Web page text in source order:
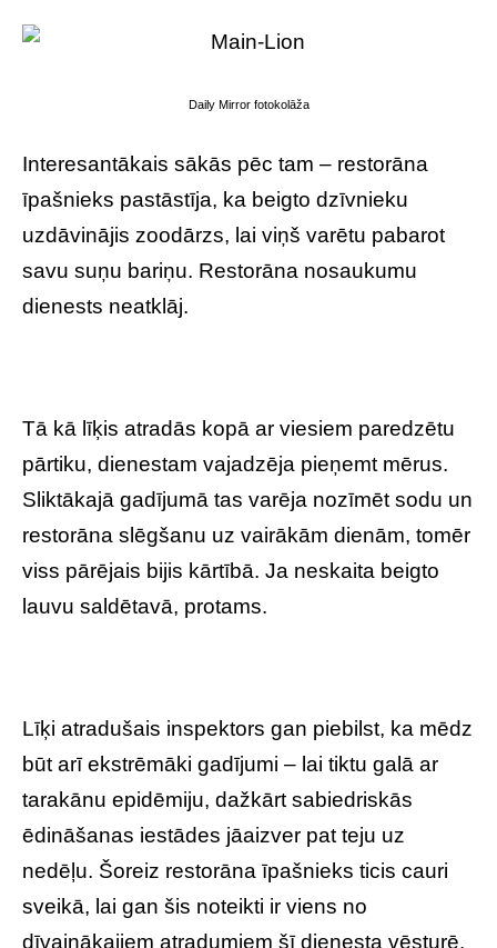
Daily Mirror fotokolāža
Interesantākais sākās pēc tam – restorāna
īpašnieks pastāstīja, ka beigto dzīvnieku
uzdāvinājis zoodārzs, lai viņš varētu pabarot
savu suņu bariņu. Restorāna nosaukumu
dienests neatklāj.
Tā kā līķis atradās kopā ar viesiem paredzētu
pārtiku, dienestam vajadzēja pieņemt mērus.
Sliktākajā gadījumā tas varēja nozīmēt sodu un
restorāna slēgšanu uz vairākām dienām, tomēr
viss pārējais bijis kārtībā. Ja neskaita beigto
lauvu saldētavā, protams.
Līķi atradušais inspektors gan piebilst, ka mēdz
būt arī ekstrēmāki gadījumi – lai tiktu galā ar
tarakānu epidēmiju, dažkārt sabiedriskās
ēdināšanas iestādes jāaizver pat teju uz
nedēļu. Šoreiz restorāna īpašnieks ticis cauri
sveikā, lai gan šis noteikti ir viens no
dīvainākajiem atradumiem šī dienesta vēsturē.